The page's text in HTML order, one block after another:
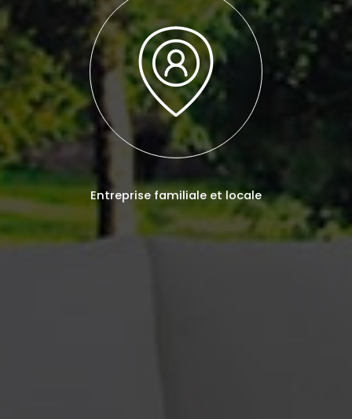
Entreprise familiale et locale